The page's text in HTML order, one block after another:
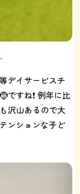
デイサービスチ
ですね❗️ 例年に比
沢山あるので大
ンションな子ど